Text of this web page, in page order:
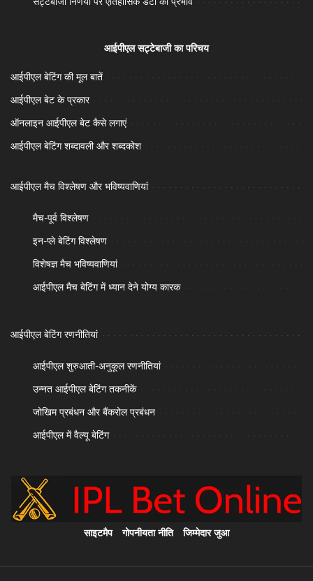
आईपीएल सट्टेबाजी का परिचय
आईपीएल बेटिंग की मूल बातें
आईपीएल बेट के प्रकार
ऑनलाइन आईपीएल बेट कैसे लगाएं
आईपीएल बेटिंग शब्दावली और शब्दकोश
आईपीएल मैच विश्लेषण और भविष्यवाणियां
मैच-पूर्व विश्लेषण
इन-प्ले बेटिंग विश्लेषण
विशेषज्ञ मैच भविष्यवाणियां
आईपीएल मैच बेटिंग में ध्यान देने योग्य कारक
आईपीएल बेटिंग रणनीतियां
आईपीएल शुरुआती-अनुकूल रणनीतियां
उन्नत आईपीएल बेटिंग तकनीकें
जोखिम प्रबंधन और बैंकरोल प्रबंधन
आईपीएल में वैल्यू बेटिंग
साइटमैप गोपनीयता नीति जिम्मेदार जुआ